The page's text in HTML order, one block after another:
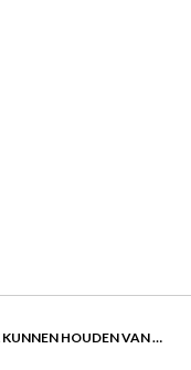
KUNNEN HOUDEN VAN …